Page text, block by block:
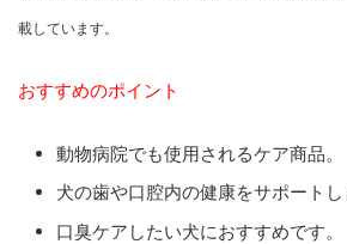
載しています。
おすすめのポイント
動物病院でも使用されるケア商品。
犬の歯や口腔内の健康をサポートし
口臭ケアしたい犬におすすめです。